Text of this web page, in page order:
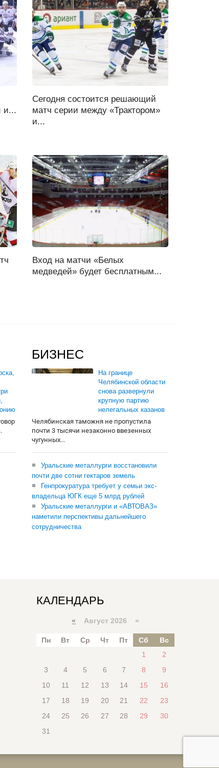
и...
Сегодня состоится решающий
матч серии между «Трактором»
и...
Вход на матчи «Белых
медведей» будет бесплатным...
БИЗНЕС
На границе
Челябинской области
снова развернули
крупную партию
нелегальных казанов
Челябинская таможня не пропустила
почти 3 тысячи незаконно ввезенных
чугунных...
Уральские металлурги восстановили
почти две сотни гектаров земель
Генпрокуратура требует у семьи экс-
владельца ЮГК еще 5 млрд рублей
Уральские металлурги и «АВТОВАЗ»
наметили перспективы дальнейшего
сотрудничества
КАЛЕНДАРЬ
« Август 2026 »
Пн Вт Ср Чт Пт Сб
Вс
1
2
3
4 5 6 7 8
9
10
11 12 13 14 15
16
17
18 19 20 21 22
23
24
25 26 27 28 29
30
31